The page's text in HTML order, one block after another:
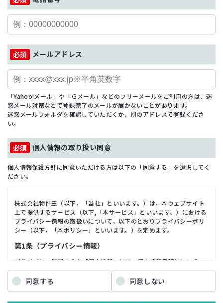
メールアドレス
「Yahoo!メール」や「Ｇメール」などのフリーメールをご利用の方は、迷
惑メール対策などで登録完了のメールが届かないことがあります。
迷惑メールフォルダを確認していただくか、別のアドレスで登録くださ
い。
個人情報の取り扱い同意
個人情報保護方針に同意いただける方は以下の「同意する」を選択してく
ださい。
株式会社物件王（以下，「当社」といいます。）は，本ウェブサイト
上で提供するサービス（以下,「本サービス」といいます。）における
プライバシー情報の取扱いについて，以下のとおりプライバシーポリ
シー（以下，「本ポリシー」といいます。）を定めます。
第1条（プライバシー情報）
プライバシー情報のうち「個人情報」とは，個人情報保護法にいう
「個人情報」を指すものとし，生存する個人に関する情報であって，
当該情報に含まれる氏名，生年月日，住所，電話番号，連絡先その他
の記述等により特定の個人を識別できる情報を指します。 プライバシ
同意する 同意しない